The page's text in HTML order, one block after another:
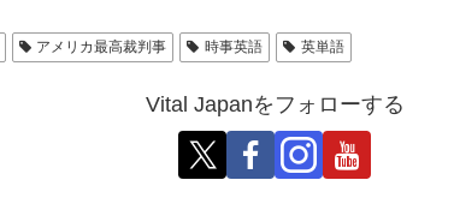
アメリカ最高裁判事 時事英語 英単語
Vital Japanをフォローする